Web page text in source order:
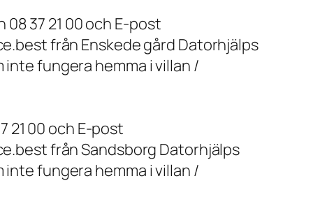
37 21 00 och E-post
från Enskede gård Datorhjälps
fungera hemma i villan /
21 00 och E-post
från Sandsborg Datorhjälps
fungera hemma i villan /